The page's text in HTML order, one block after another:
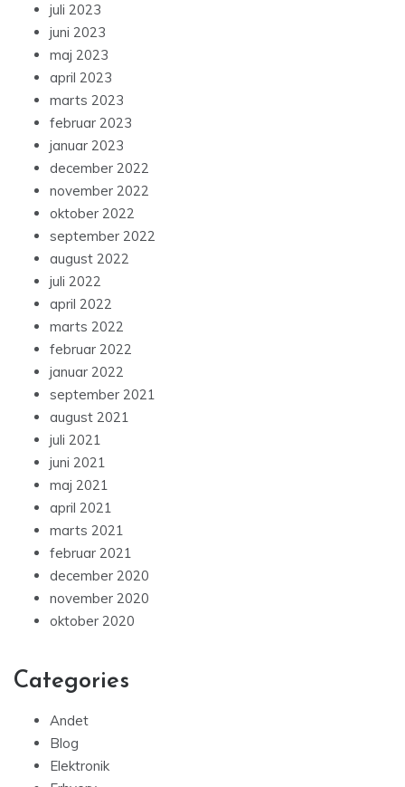
juli 2023
juni 2023
maj 2023
april 2023
marts 2023
februar 2023
januar 2023
december 2022
november 2022
oktober 2022
september 2022
august 2022
juli 2022
april 2022
marts 2022
februar 2022
januar 2022
september 2021
august 2021
juli 2021
juni 2021
maj 2021
april 2021
marts 2021
februar 2021
december 2020
november 2020
oktober 2020
Categories
Andet
Blog
Elektronik